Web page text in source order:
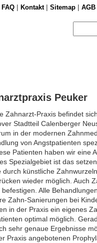
FAQ | Kontakt| Sitemap | AGB
Peuker
Zahnarzt-Praxis befindet
Stadtteil Calenberger
in der modernen
von Angstpatienten
Patienten haben wir eine
Spezialgebiet ist das
durch künstliche
wieder möglich. Auch
befestigen. Alle
Zahn-Sanierungen bei
in der Praxis ein eigenes
optimal möglich.
sehr genaue Ergebnisse
Praxis angebotenen